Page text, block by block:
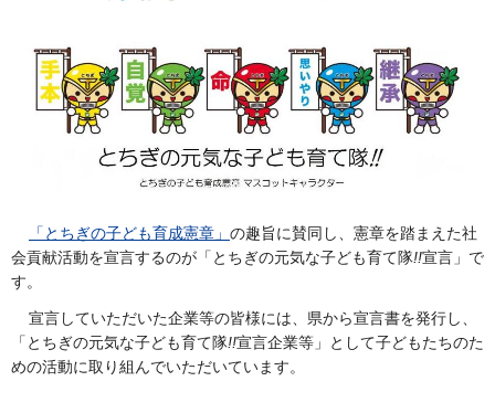
「とちぎの子ども育成憲章」 の趣旨に賛同し、憲章を踏まえた社
会貢献活動を宣言するのが「とちぎの元気な子ども育て隊!!宣言」で
す。
宣言していただいた企業等の皆様には、県から宣言書を発行し、
「とちぎの元気な子ども育て隊!!宣言企業等」として子どもたちのた
めの活動に取り組んでいただいています。